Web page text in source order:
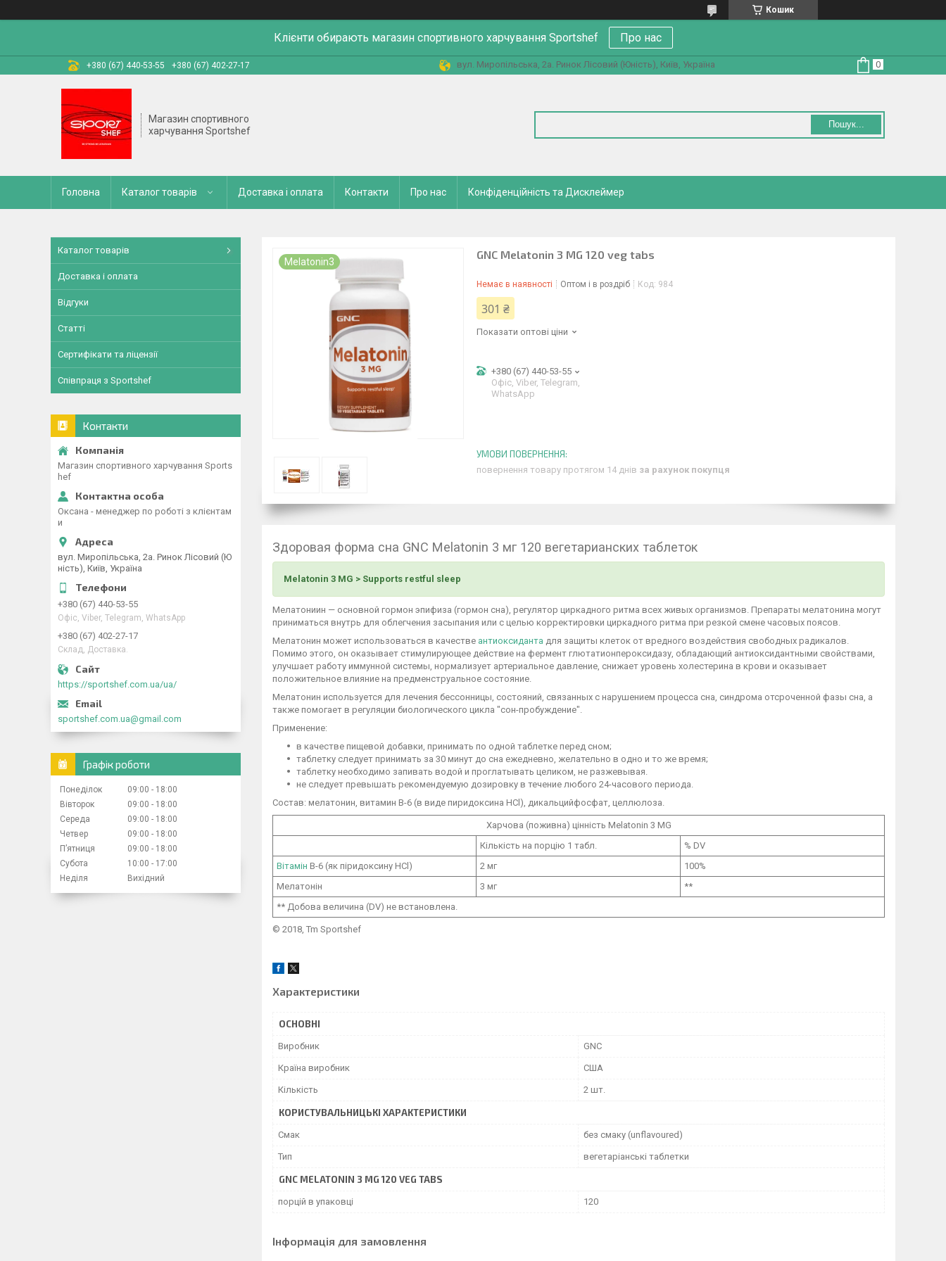
Кошик
Клієнти обирають магазин спортивного харчування Sportshef Про нас
+380 (67) 440-53-55 +380 (67) 402-27-17 вул. Миропільська, 2а. Ринок Лісовий (Юність), Київ, Україна
Магазин спортивного
харчування Sportshef
Пошук...
Головна Каталог товарів Доставка і оплата Контакти Про нас Конфіденційність та Дисклеймер
Melatonin3
GNC Melatonin 3 MG 120 veg tabs
Немає в наявності Оптом і в роздріб Код: 984
301 ₴
Показати оптові ціни
+380 (67) 440-53-55
Офіс, Viber, Telegram,
WhatsApp
повернення товару протягом 14 днів за рахунок покупця
Здоровая форма сна GNC Melatonin 3 мг 120 вегетарианских таблеток
Melatonin 3 MG > Supports restful sleep
Мелатониин — основной гормон эпифиза (гормон сна), регулятор циркадного ритма всех живых организмов. Препараты мелатонина могут
приниматься внутрь для облегчения засыпания или с целью корректировки циркадного ритма при резкой смене часовых поясов.
Мелатонин может использоваться в качестве антиоксиданта для защиты клеток от вредного воздействия свободных радикалов.
Помимо этого, он оказывает стимулирующее действие на фермент глютатионпероксидазу, обладающий антиоксидантными свойствами,
улучшает работу иммунной системы, нормализует артериальное давление, снижает уровень холестерина в крови и оказывает
положительное влияние на предменструальное состояние.
Мелатонин используется для лечения бессонницы, состояний, связанных с нарушением процесса сна, синдрома отсроченной фазы сна, а
также помогает в регуляции биологического цикла "сон-пробуждение".
Применение:
в качестве пищевой добавки, принимать по одной таблетке перед сном;
таблетку следует принимать за 30 минут до сна ежедневно, желательно в одно и то же время;
таблетку необходимо запивать водой и проглатывать целиком, не разжевывая.
не следует превышать рекомендуемую дозировку в течение любого 24-часового периода.
Состав: мелатонин, витамин В-6 (в виде пиридоксина HCl), дикальцийфосфат, целлюлоза.
Харчова (поживна) цінність Melatonin 3 MG
Кількість на порцію 1 табл.
% DV
Вітамін В-6 (як піридоксину HCl) 2 мг
100%
Мелатонін
3 мг
**
** Добова величина (DV) не встановлена.
© 2018, Tm Sportshef
Характеристики
ОСНОВНІ
Виробник GNC
Країна виробник США
Кількість 2 шт.
КОРИСТУВАЛЬНИЦЬКІ ХАРАКТЕРИСТИКИ
Смак без смаку (unflavoured)
Тип вегетаріанські таблетки
GNC MELATONIN 3 MG 120 VEG TABS
порцій в упаковці 120
Інформація для замовлення
Каталог товарів
Доставка і оплата
Відгуки
Статті
Сертифікати та ліцензії
Співпраця з Sportshef
Контакти
Магазин спортивного харчування Sports
hef
Оксана - менеджер по роботі з клієнтам
и
вул. Миропільська, 2а. Ринок Лісовий (Ю
ність), Київ, Україна
+380 (67) 440-53-55
Офіс, Viber, Telegram, WhatsApp
+380 (67) 402-27-17
Склад, Доставка.
https://sportshef.com.ua/ua/
sportshef.com.ua@gmail.com
Графік роботи
Понеділок 09:00
18:00
Вівторок
09:00
18:00
Середа
09:00
18:00
Четвер
09:00
18:00
Пʼятниця
09:00
18:00
Субота
10:00
17:00
Неділя
Вихідний